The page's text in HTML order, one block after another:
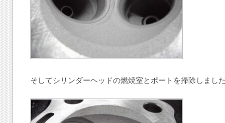
そしてシリンダーヘッドの燃焼室とポートを掃除しまし